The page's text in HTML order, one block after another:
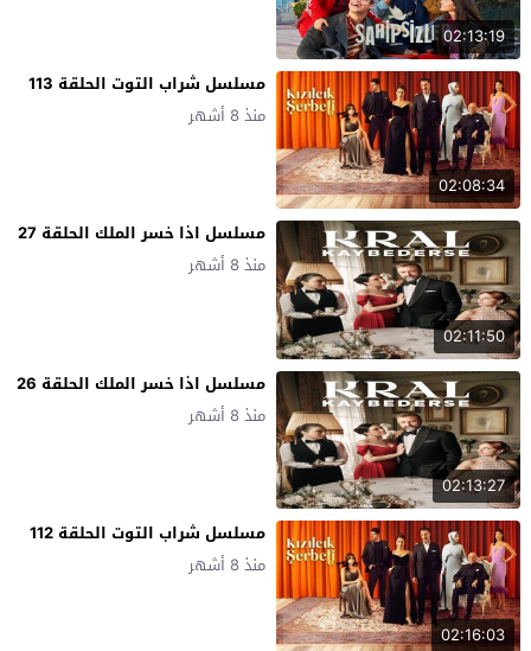
02:13:19
02:08:34
مسلسل شراب التوت الحلقة 113
منذ 8 أشهر
02:11:50
مسلسل اذا خسر الملك الحلقة 27
منذ 8 أشهر
02:13:27
مسلسل اذا خسر الملك الحلقة 26
منذ 8 أشهر
02:16:03
مسلسل شراب التوت الحلقة 112
منذ 8 أشهر